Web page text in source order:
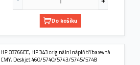
Do košíku
HP C8766EE, HP 343 originální náplň tříbarevná
CMY, Deskjet 460/5740/5743/5745/5748